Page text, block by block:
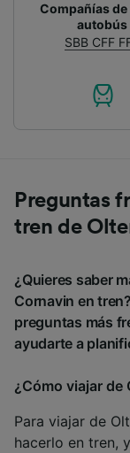
Compañías
autobús
SBB CFF
Preguntas
tren de
¿Quieres saber
Cornavin en
preguntas más
ayudarte a
¿Cómo viajar de
Para viajar de
hacerlo en tren,